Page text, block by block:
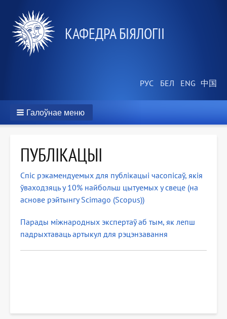
КАФЕДРА БІЯЛОГІІ
Галоўнае меню
ПУБЛІКАЦЫІ
Спіс рэкамендуемых для публікацыі часопісаў, якія
ўваходзяць у 10% найбольш цытуемых у свеце (на
аснове рэйтынгу Scimago (Scopus))
Парады міжнародных экспертаў аб тым, як лепш
падрыхтаваць артыкул для рэцэнзавання